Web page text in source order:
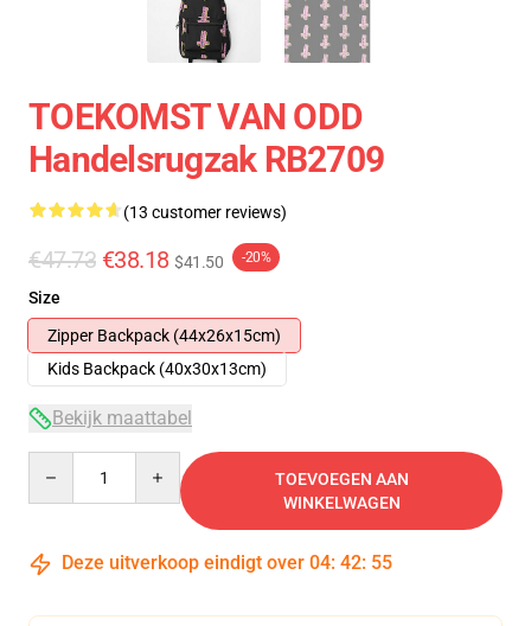
TOEKOMST VAN ODD
Handelsrugzak RB2709
(13 customer reviews)
€47.73 €38.18 $41.50 -20%
Size
Zipper Backpack (44x26x15cm)
Kids Backpack (40x30x13cm)
Bekijk maattabel
TOEVOEGEN AAN
WINKELWAGEN
Deze uitverkoop eindigt over 04: 42: 54